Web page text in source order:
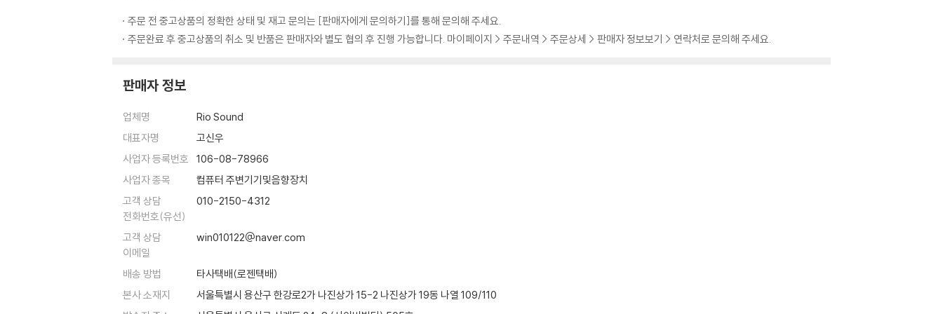
주문 전 중고상품의 정확한 상태 및 재고 문의는 [판매자에게 문의하기]를 통해 문의해 주세요.
주문완료 후 중고상품의 취소 및 반품은 판매자와 별도 협의 후 진행 가능합니다. 마이페이지 > 주문내역 > 주문상세 > 판매자 정보보기 > 연락처로 문의해 주세요.
판매자 정보
업체명
Rio Sound
대표자명
고신우
사업자 등록번호
106-08-78966
사업자 종목
컴퓨터 주변기기및음향장치
고객 상담
전화번호(유선)
010-2150-4312
고객 상담
이메일
win010122@naver.com
배송 방법
타사택배(로젠택배)
본사 소재지
서울특별시 용산구 한강로2가 나진상가 15-2 나진상가 19동 나열 109/110